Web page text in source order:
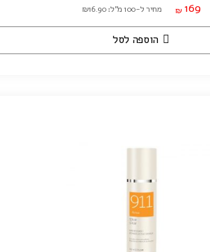
₪ 169 מחיר ל-100 מ"ל: ₪16.90
הוספה לסל